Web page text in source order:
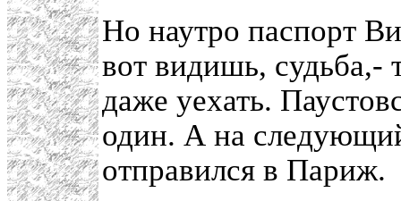
Но наутро паспорт
вот видишь, судьба,-
даже уехать.
один. А на
отправился в Париж.